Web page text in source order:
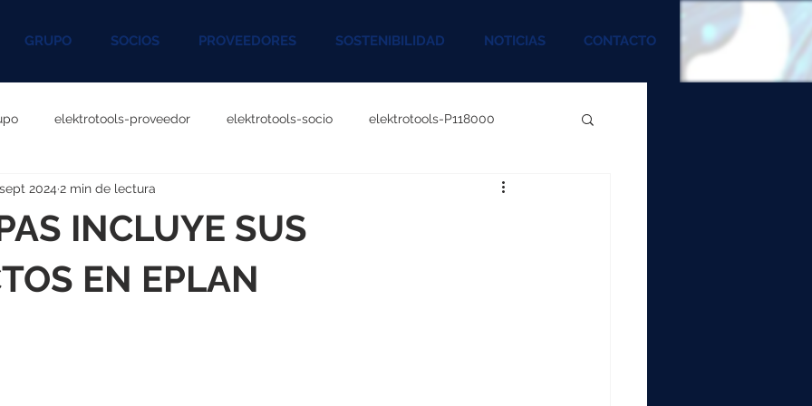
GRUPO SOCIOS PROVEEDORES SOSTENIBILIDAD NOTICIAS CONTACTO
elektrotools-proveedor elektrotools-socio elektrotools-P118000
P060000 elektrotools-P027000
P096000 elektrotools-P041000
INCLUYE SUS
EN EPLAN
2024 2 min de lectura